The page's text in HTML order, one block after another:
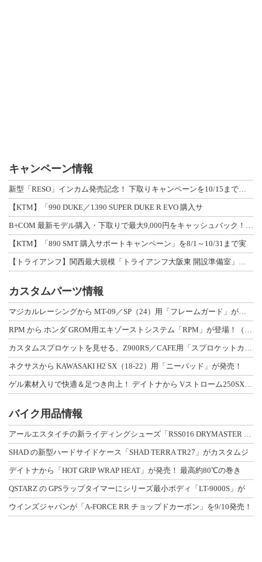
キャンペーン情報
【KTM】「990 DUKE／1390 SUPER DUKE R EVO 購入サ
【KTM】「890 SMT 購入サポートキャンペーン」を8/1～10/31まで実
カスタムパーツ情報
ネクサスから KAWASAKI H2 SX（18-22）用「ニーパッド」が発売！
バイク用品情報
SHAD の新型ハードサイドケース「SHAD TERRA TR27」がカスタムジ
デイトナから「HOT GRIP WRAP HEAT」が発売！ 最高約80℃の巻き
QSTARZ の GPSラップタイマーにシリーズ最小ボディ「LT-9000S」が
ウインズジャパンが「A-FORCE RR チョップドカーボン」を9/10発売！